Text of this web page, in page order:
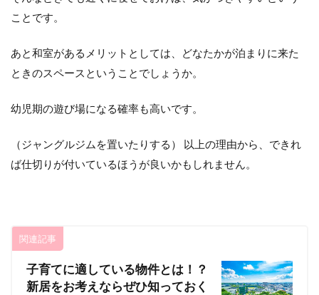
ミー
レ・
パン
9
ー
品貯
庫）
orリ
グか
ら見
える
ことです。
あと和室があるメリットとしては、どなたかが泊まりに来た
ときのスペースということでしょうか。
幼児期の遊び場になる確率も高いです。
（ジャングルジムを置いたりする） 以上の理由から、できれ
ば仕切りが付いているほうが良いかもしれません。
関連記事
子育てに適している物件とは！？
新居をお考えならぜひ知っておく